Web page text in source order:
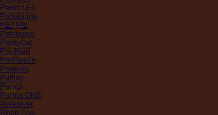
Perfect Fit
PerseiLine
PETMIL
Petstages
PrettyCat
Pro Plan
ProFleece
Protexin
Puffins
Purina
Purina ONE
Relaxivet
Repti-Zoo